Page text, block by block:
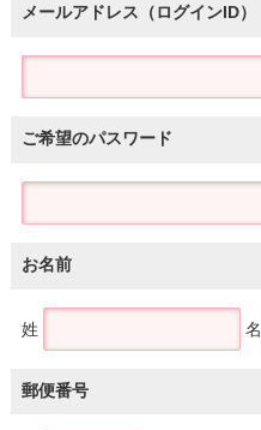
メールアドレス（ログインID）
ご希望のパスワード
お名前
姓 名
郵便番号